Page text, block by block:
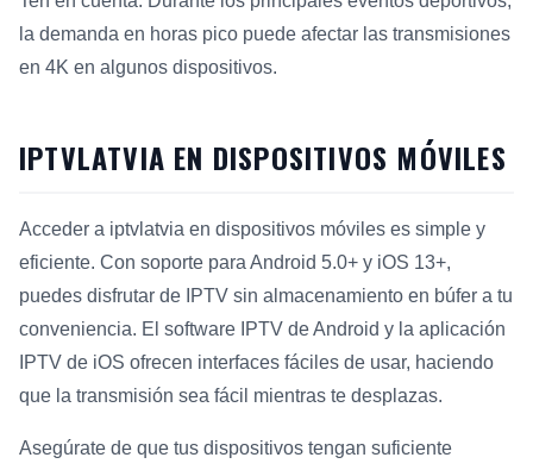
la demanda en horas pico puede afectar las transmisiones
en 4K en algunos dispositivos.
IPTVLATVIA EN DISPOSITIVOS MÓVILES
Acceder a iptvlatvia en dispositivos móviles es simple y
eficiente. Con soporte para Android 5.0+ y iOS 13+,
puedes disfrutar de IPTV sin almacenamiento en búfer a tu
conveniencia. El software IPTV de Android y la aplicación
IPTV de iOS ofrecen interfaces fáciles de usar, haciendo
que la transmisión sea fácil mientras te desplazas.
Asegúrate de que tus dispositivos tengan suficiente